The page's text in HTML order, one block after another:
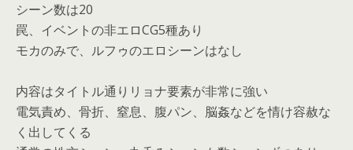
シーン数は20
罠、イベントの非エロCG5種あり
モカのみで、ルフゥのエロシーンはなし
内容はタイトル通りリョナ要素が非常に強い
電気責め、骨折、窒息、腹パン、脳姦などを情け容赦な
く出してくる